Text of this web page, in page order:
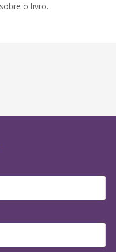
o livro.